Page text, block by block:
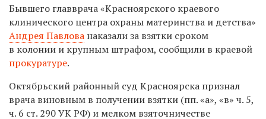
Бывшего главврача «Красноярского краевого
клинического центра охраны материнства и детства»
Андрея Павлова наказали за взятки сроком
в колонии и крупным штрафом, сообщили в краевой
прокуратуре.
Октябрьский районный суд Красноярска признал
врача виновным в получении взятки (пп. «а», «в» ч. 5,
ч. 6 ст. 290 УК РФ) и мелком взяточничестве